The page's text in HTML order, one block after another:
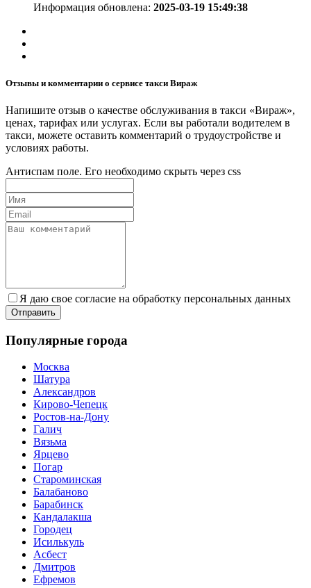
Информация обновлена: 2025-03-19 15:49:38
Отзывы и комментарии о сервисе такси Вираж
Напишите отзыв о качестве обслуживания в такси «Вираж»,
ценах, тарифах или услугах. Если вы работали водителем в
такси, можете оставить комментарий о трудоустройстве и
условиях работы.
Антиспам поле. Его необходимо скрыть через css
Я даю свое согласие на обработку персональных данных
Популярные города
Москва
Шатура
Александров
Кирово-Чепецк
Ростов-на-Дону
Галич
Вязьма
Ярцево
Погар
Староминская
Балабаново
Барабинск
Кандалакша
Городец
Исилькуль
Асбест
Дмитров
Ефремов